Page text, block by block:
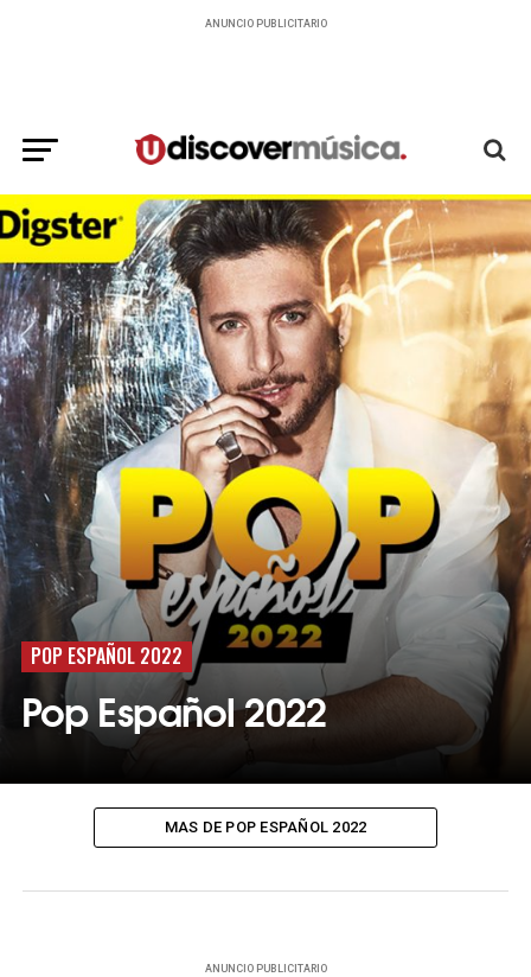
ANUNCIO PUBLICITARIO
POP ESPAÑOL 2022
Pop Español 2022
MAS DE POP ESPAÑOL 2022
ANUNCIO PUBLICITARIO